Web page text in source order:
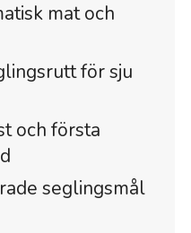
mat och
för sju
och första
seglingsmål